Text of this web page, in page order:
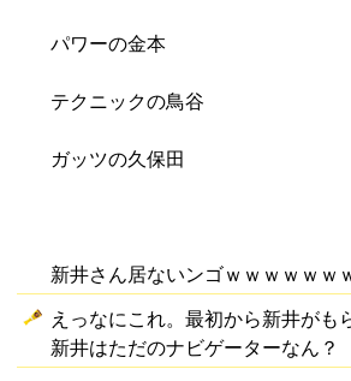
パワーの金本
テクニックの鳥谷
ガッツの久保田
新井さん居ないンゴｗｗｗｗｗｗ
えっなにこれ。最初から新井がも
新井はただのナビゲーターなん？